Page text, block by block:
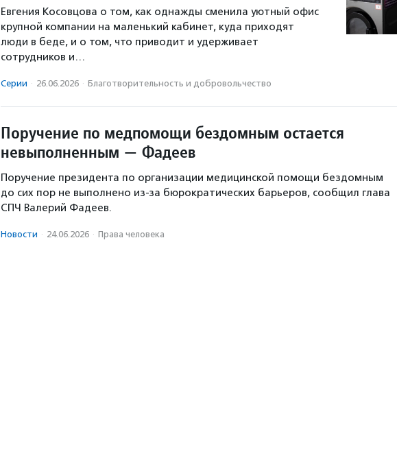
Евгения Косовцова о том, как однажды сменила уютный офис
крупной компании на маленький кабинет, куда приходят
люди в беде, и о том, что приводит и удерживает
сотрудников и…
Серии · 26.06.2026 · Благотвори­тель­ность и доброволь­чест­во
Поручение по медпомощи бездомным остается
невыполненным — Фадеев
Поручение президента по организации медицинской помощи бездомным
до сих пор не выполнено из-за бюрократических барьеров, сообщил глава
СПЧ Валерий Фадеев.
Новости · 24.06.2026 · Права человека